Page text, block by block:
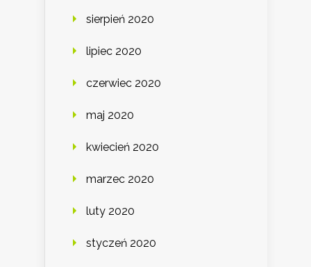
sierpień 2020
lipiec 2020
czerwiec 2020
maj 2020
kwiecień 2020
marzec 2020
luty 2020
styczeń 2020